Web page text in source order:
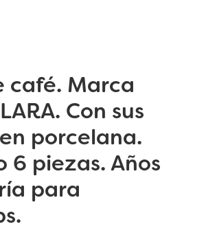
café. Marca
Con sus
porcelana.
6 piezas. Años
para